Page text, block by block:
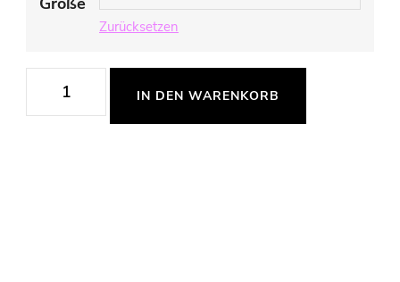
Zurücksetzen
Boots
IN DEN WARENKORB